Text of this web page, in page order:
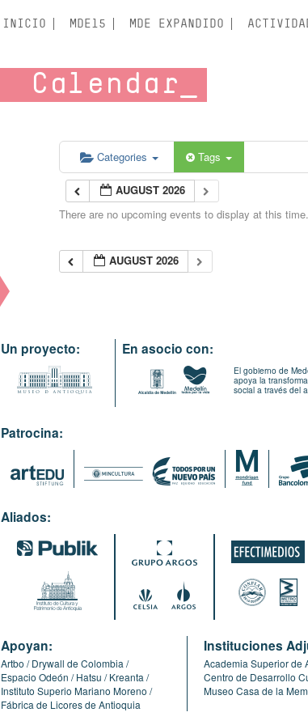
INICIO MDE15 MDE EXPANDIDO
Calendar
Categories Tags
AUGUST 2026
There are no upcoming events to display at this time.
AUGUST 2026
Un proyecto: En asocio con:
El gobierno de
apoya la
social a través del
Patrocina:
Aliados:
Apoyan:
Artbo
Drywall de Colombia
Espacio Odeón
Hatsu
Kreanta
Instituto Superio Mariano Moreno
Fábrica de Licores de Antioquia
Instituciones
Academia Superior de
Centro de Desarrollo
Museo Casa de la